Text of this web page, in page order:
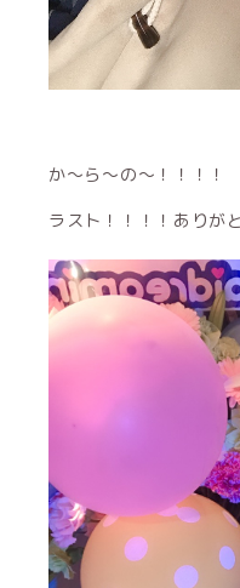
か〜ら～の〜！！！！
ラスト！！！！ありが